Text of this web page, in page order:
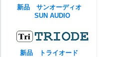
新品 サンオーディオ
SUN AUDIO
新品 トライオード